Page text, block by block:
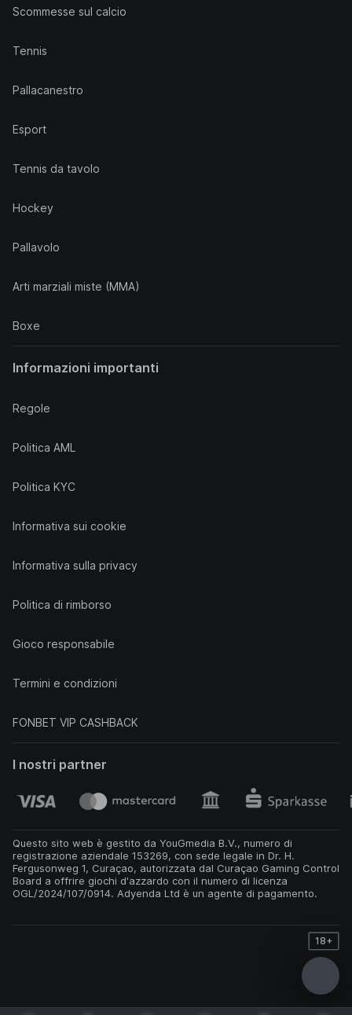
Scommesse sul calcio
Tennis
Pallacanestro
Esport
Tennis da tavolo
Hockey
Pallavolo
Arti marziali miste (MMA)
Boxe
Informazioni importanti
Regole
Politica AML
Politica KYC
Informativa sui cookie
Informativa sulla privacy
Politica di rimborso
Gioco responsabile
Termini e condizioni
FONBET VIP CASHBACK
I nostri partner
Questo sito web è gestito da YouGmedia B.V., numero di
registrazione aziendale 153269, con sede legale in Dr. H.
Fergusonweg 1, Curaçao, autorizzata dal Curaçao Gaming Control
Board a offrire giochi d'azzardo con il numero di licenza
OGL/2024/107/0914. Adyenda Ltd è un agente di pagamento.
18+